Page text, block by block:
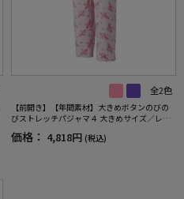
全2色
【前開き】【年間素材】大きめボタンのびの
びストレッチパジャマ４ 大きめサイズ／レデ
ィース／婦人用／高齢者／シニア／後ろ長め
／名前記入欄付／ななめボタンホール／プレ
価格： 4,818円 (税込)